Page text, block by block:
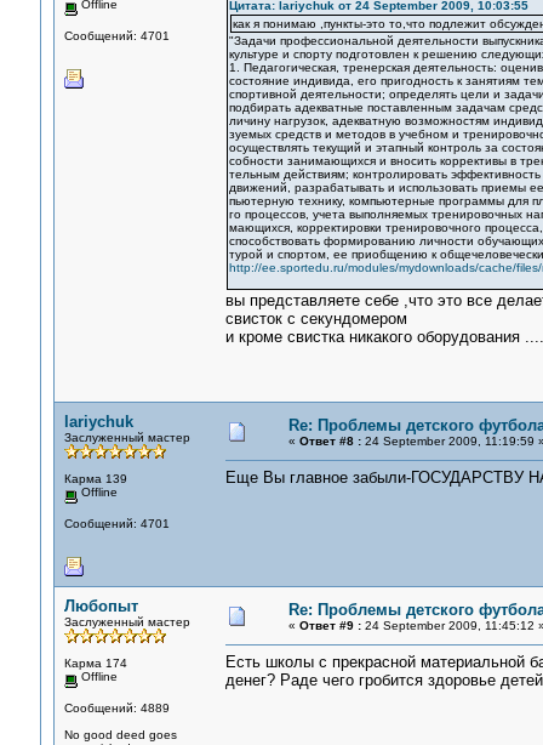
Offline
Сообщений: 4701
Цитата: lariychuk от 24 September 2009, 10:03:55
как я понимаю ,пункты-это то,что подлежит
"Задачи профессиональной деятельности
культуре и спорту подготовлен к решению
1. Педагогическая, тренерская деятельность:
состояние индивида, его пригодность к занятиям
спортивной деятельности; определять цели и
подбирать адекватные поставленным задачам
личину нагрузок, адекватную возможностям
зуемых средств и методов в учебном и
осуществлять текущий и этапный контроль за
собности занимающихся и вносить коррективы в
тельным действиям; контролировать эффективность
движений, разрабатывать и использовать приемы
пьютерную технику, компьютерные программы для
го процессов, учета выполняемых тренировочных
мающихся, корректировки тренировочного
способствовать формированию личности
турой и спортом, ее приобщению к
http://ee.sportedu.ru/modules/mydownloads/cache/
вы представляете себе ,что это все
свисток с секундомером
и кроме свистка никакого оборудования ....
lariychuk
Заслуженный мастер
Карма 139
Offline
Сообщений: 4701
Re: Проблемы детского
« Ответ #8 :24 September 2009, 11:19:59
Еще Вы главное забыли-
Любопыт
Заслуженный мастер
Карма 174
Offline
Сообщений: 4889
No good deed goes
Re: Проблемы детского
« Ответ #9 :24 September 2009, 11:45:12
Есть школы с прекрасной материальной
денег? Раде чего гробится здоровье